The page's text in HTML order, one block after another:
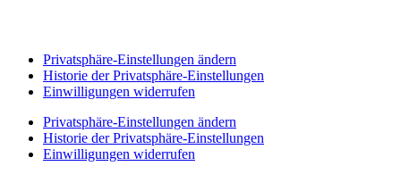
Privatsphäre-Einstellungen ändern
Historie der Privatsphäre-Einstellungen
Einwilligungen widerrufen
Privatsphäre-Einstellungen ändern
Historie der Privatsphäre-Einstellungen
Einwilligungen widerrufen